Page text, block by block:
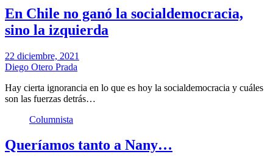
En Chile no ganó la socialdemocracia,
sino la izquierda
22 diciembre, 2021
Diego Otero Prada
Hay cierta ignorancia en lo que es hoy la socialdemocracia y cuáles
son las fuerzas detrás…
Columnista
Queríamos tanto a Nany…